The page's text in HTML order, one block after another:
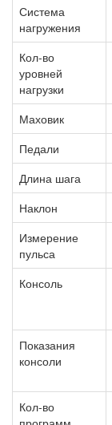
Система
нагружения
Кол-во
уровней
нагрузки
Маховик
Педали
Длина шага
Наклон
Измерение
пульса
Консоль
Показания
консоли
Кол-во